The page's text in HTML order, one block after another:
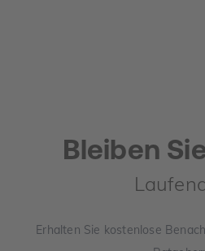
Bleiben
Erhalten Sie kostenlose